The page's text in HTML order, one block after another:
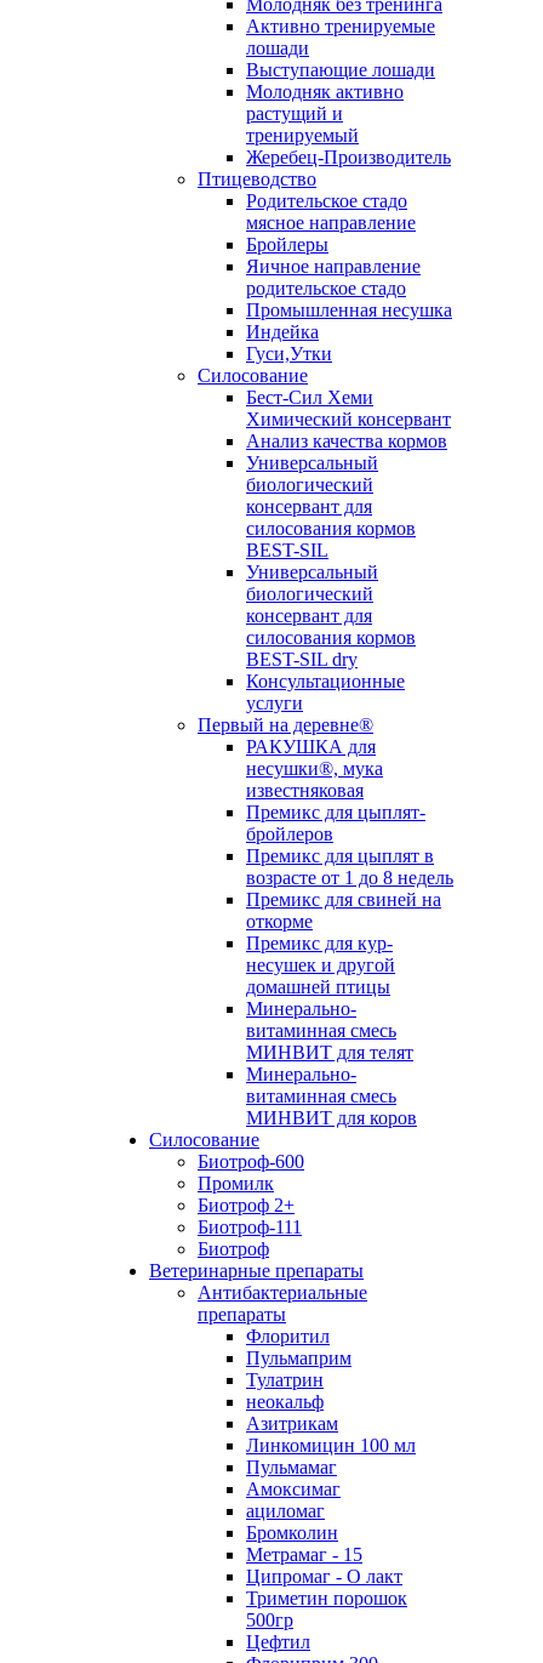
Молодняк без тренинга
Активно тренируемые
лошади
Выступающие лошади
Молодняк активно
растущий и
тренируемый
Жеребец-Производитель
Птицеводство
Родительское стадо
мясное направление
Бройлеры
Яичное направление
родительское стадо
Промышленная несушка
Индейка
Гуси,Утки
Силосование
Бест-Сил Хеми
Химический консервант
Анализ качества кормов
Универсальный
биологический
консервант для
силосования кормов
BEST-SIL
Универсальный
биологический
консервант для
силосования кормов
BEST-SIL dry
Консультационные
услуги
Первый на деревне®
РАКУШКА для
несушки®, мука
известняковая
Премикс для цыплят-
бройлеров
Премикс для цыплят в
возрасте от 1 до 8 недель
Премикс для свиней на
откорме
Премикс для кур-
несушек и другой
домашней птицы
Минерально-
витаминная смесь
МИНВИТ для телят
Минерально-
витаминная смесь
МИНВИТ для коров
Силосование
Биотроф-600
Промилк
Биотроф 2+
Биотроф-111
Биотроф
Ветеринарные препараты
Антибактериальные
препараты
Флоритил
Пульмаприм
Тулатрин
неокальф
Азитрикам
Линкомицин 100 мл
Пульмамаг
Амоксимаг
ациломаг
Бромколин
Метрамаг - 15
Ципромаг - О лакт
Триметин порошок
500гр
Цефтил